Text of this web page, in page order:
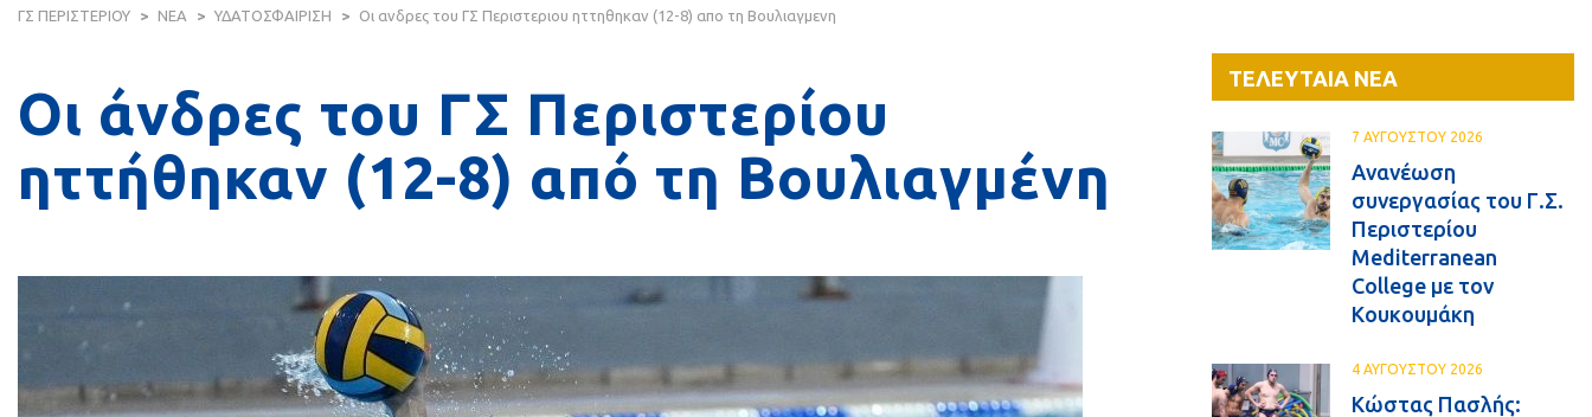
ΓΣ ΠΕΡΙΣΤΕΡΙΟΥ > ΝΕΑ > ΥΔΑΤΟΣΦΑΙΡΙΣΗ > Οι ανδρες του ΓΣ Περιστεριου ηττηθηκαν (12-8) απο τη Βουλιαγμενη
Οι άνδρες του ΓΣ Περιστερίου
ηττήθηκαν (12-8) από τη Βουλιαγμένη
ΤΕΛΕΥΤΑΙΑ ΝΕΑ
7 ΑΥΓΟΥΣΤΟΥ 2026
Ανανέωση
συνεργασίας του Γ.Σ.
Περιστερίου
Mediterranean
College με τον
Κουκουμάκη
4 ΑΥΓΟΥΣΤΟΥ 2026
Κώστας Πασλής: